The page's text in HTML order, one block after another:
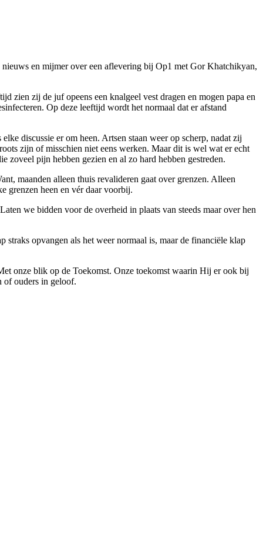
en mijmer over een aflevering bij Op1 met Gor Khatchikyan,
zien zij de juf opeens een knalgeel vest dragen en mogen papa en
Op deze leeftijd wordt het normaal dat er afstand
discussie er om heen. Artsen staan weer op scherp, nadat zij
zijn of misschien niet eens werken. Maar dit is wel wat er echt
pijn hebben gezien en al zo hard hebben gestreden.
maanden alleen thuis revalideren gaat over grenzen. Alleen
grenzen heen en vér daar voorbij.
we bidden voor de overheid in plaats van steeds maar over hen
opvangen als het weer normaal is, maar de financiële klap
onze blik op de Toekomst. Onze toekomst waarin Hij er ook bij
of ouders in geloof.